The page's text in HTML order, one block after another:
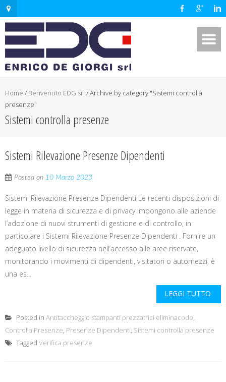
Home / Benvenuto EDG srl /Archive by category "Sistemi controlla
presenze"
Sistemi controlla presenze
Sistemi Rilevazione Presenze Dipendenti
Posted on 10 Marzo 2023
Sistemi Rilevazione Presenze Dipendenti Le recenti disposizioni di
legge in materia di sicurezza e di privacy impongono alle aziende
l’adozione di nuovi strumenti di gestione e di controllo, in
particolare i Sistemi Rilevazione Presenze Dipendenti . Fornire un
adeguato livello di sicurezza nell’accesso alle aree riservate,
monitorando i movimenti di dipendenti, visitatori o automezzi, è
una es...
LEGGI TUTTO
Posted in Antitaccheggio stampanti prezzatrici eliminacode,
Controlla Presenze, Presenze Dipendenti, Sistemi controlla presenze
Tagged Verifica presenze